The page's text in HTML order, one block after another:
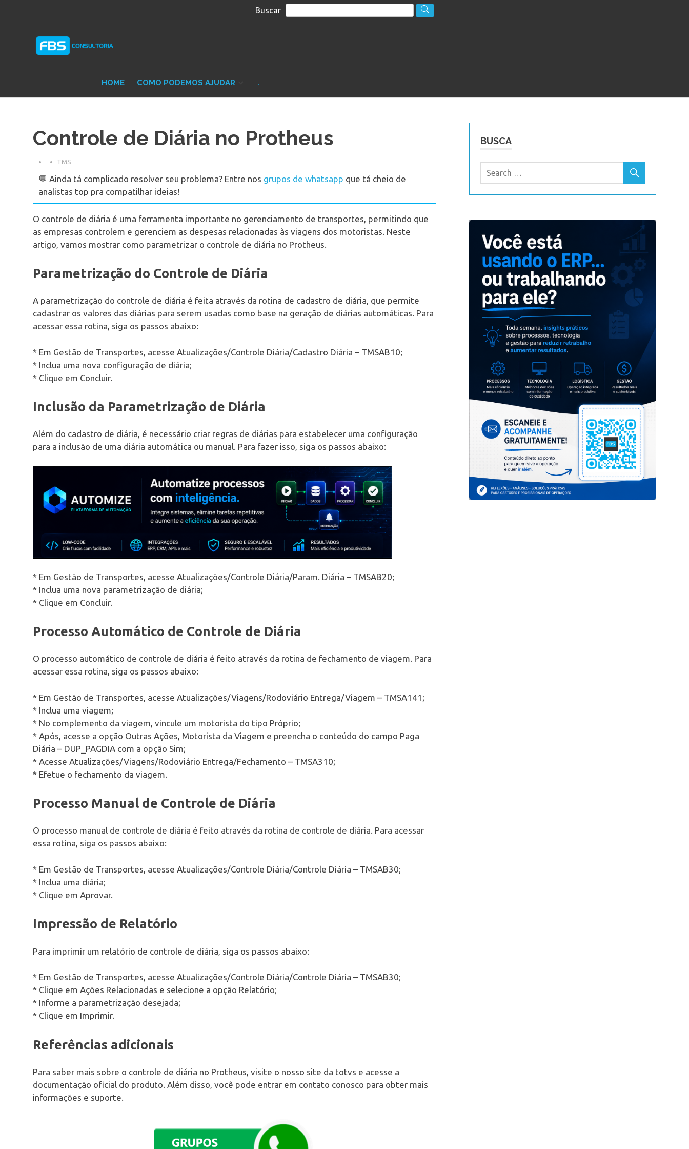
Buscar
Protheus
TOTVS
HOME COMO PODEMOS AJUDAR .
Controle de Diária no Protheus
TMS
💬 Ainda tá complicado resolver seu problema? Entre nos grupos de whatsapp que tá cheio de
analistas top pra compatilhar ideias!
O controle de diária é uma ferramenta importante no gerenciamento de transportes, permitindo que
as empresas controlem e gerenciem as despesas relacionadas às viagens dos motoristas. Neste
artigo, vamos mostrar como parametrizar o controle de diária no Protheus.
Parametrização do Controle de Diária
A parametrização do controle de diária é feita através da rotina de cadastro de diária, que permite
cadastrar os valores das diárias para serem usadas como base na geração de diárias automáticas. Para
acessar essa rotina, siga os passos abaixo:
* Em Gestão de Transportes, acesse Atualizações/Controle Diária/Cadastro Diária – TMSAB10;
* Inclua uma nova configuração de diária;
* Clique em Concluir.
Inclusão da Parametrização de Diária
Além do cadastro de diária, é necessário criar regras de diárias para estabelecer uma configuração
para a inclusão de uma diária automática ou manual. Para fazer isso, siga os passos abaixo:
* Em Gestão de Transportes, acesse Atualizações/Controle Diária/Param. Diária – TMSAB20;
* Inclua uma nova parametrização de diária;
* Clique em Concluir.
Processo Automático de Controle de Diária
O processo automático de controle de diária é feito através da rotina de fechamento de viagem. Para
acessar essa rotina, siga os passos abaixo:
* Em Gestão de Transportes, acesse Atualizações/Viagens/Rodoviário Entrega/Viagem – TMSA141;
* Inclua uma viagem;
* No complemento da viagem, vincule um motorista do tipo Próprio;
* Após, acesse a opção Outras Ações, Motorista da Viagem e preencha o conteúdo do campo Paga
Diária – DUP_PAGDIA com a opção Sim;
* Acesse Atualizações/Viagens/Rodoviário Entrega/Fechamento – TMSA310;
* Efetue o fechamento da viagem.
Processo Manual de Controle de Diária
O processo manual de controle de diária é feito através da rotina de controle de diária. Para acessar
essa rotina, siga os passos abaixo:
* Em Gestão de Transportes, acesse Atualizações/Controle Diária/Controle Diária – TMSAB30;
* Inclua uma diária;
* Clique em Aprovar.
Impressão de Relatório
Para imprimir um relatório de controle de diária, siga os passos abaixo:
* Em Gestão de Transportes, acesse Atualizações/Controle Diária/Controle Diária – TMSAB30;
* Clique em Ações Relacionadas e selecione a opção Relatório;
* Informe a parametrização desejada;
* Clique em Imprimir.
Referências adicionais
Para saber mais sobre o controle de diária no Protheus, visite o nosso site da totvs e acesse a
documentação oficial do produto. Além disso, você pode entrar em contato conosco para obter mais
informações e suporte.
BUSCA